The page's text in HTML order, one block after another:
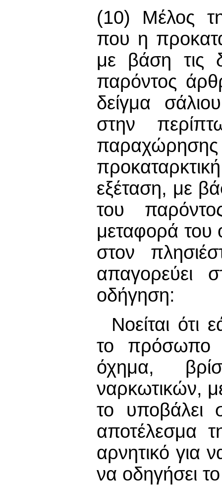
(10) Μέλος
που η
με βάση τις
παρόντος
δείγμα
στην
εξέταση, με
του
μεταφορά
στον
απαγορεύει
οδήγηση:
Νοείται ότι
το πρόσωπο
όχημα,
ναρκωτικών,
το υποβάλει
αποτέλεσμα
αρνητικό για
να οδηγήσει